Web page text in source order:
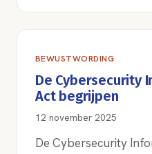
BEWUSTWORDING
De Cybersecurity
Act begrijpen
12 november 2025
De Cybersecurity